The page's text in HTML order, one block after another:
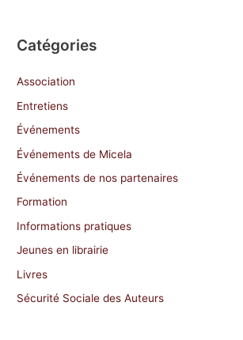
Catégories
Association
Entretiens
Événements
Événements de Micela
Événements de nos partenaires
Formation
Informations pratiques
Jeunes en librairie
Livres
Sécurité Sociale des Auteurs